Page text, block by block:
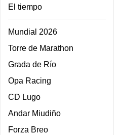
El tiempo
Mundial 2026
Torre de Marathon
Grada de Río
Opa Racing
CD Lugo
Andar Miudiño
Forza Breo